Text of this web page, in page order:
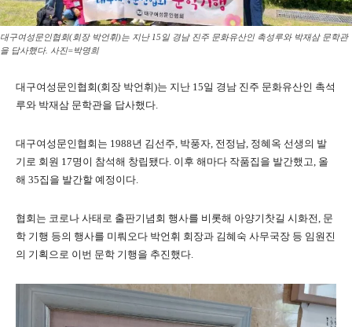
대구여성문인협회(회장 박언휘)는 지난 15일 경남 진주 문화유산인 촉성루와 박재삼 문학관
을 답사했다. 사진=박명희
대구여성문인협회(회장 박언휘)는 지난 15일 경남 진주 문화유산인 촉석
루와 박재삼 문학관을 답사했다.
대구여성문인협회는 1988년 김선주, 박풍자, 전정남, 정혜옥 선생의 발
기로 회원 17명이 참석해 창립됐다. 이후 해마다 작품집을 발간했고, 올
해 35집을 발간할 예정이다.
협회는 코로나 사태로 출판기념회 행사를 비롯해 아양기찻길 시화전, 문
학 기행 등의 행사를 미뤄오다 박언휘 회장과 김혜숙 사무국장 등 임원진
의 기획으로 이번 문학 기행을 추진했다.